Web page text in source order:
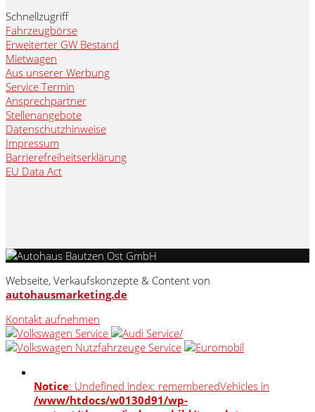
Schnellzugriff
Fahrzeugbörse
Erweiterter GW Bestand
Mietwagen
Aus unserer Werbung
Service Termin
Ansprechpartner
Stellenangebote
Datenschutzhinweise
Impressum
Barrierefreiheitserklärung
EU Data Act
Webseite, Verkaufskonzepte & Content von
autohausmarketing.de
Kontakt aufnehmen
Notice: Undefined index: rememberedVehicles in
/www/htdocs/w0130d91/wp-